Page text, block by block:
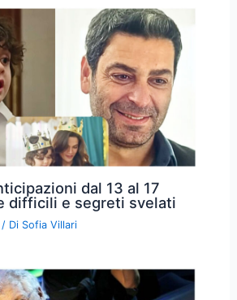
dal 13 al 17
difficili e segreti svelati
/ Di Sofia Villari